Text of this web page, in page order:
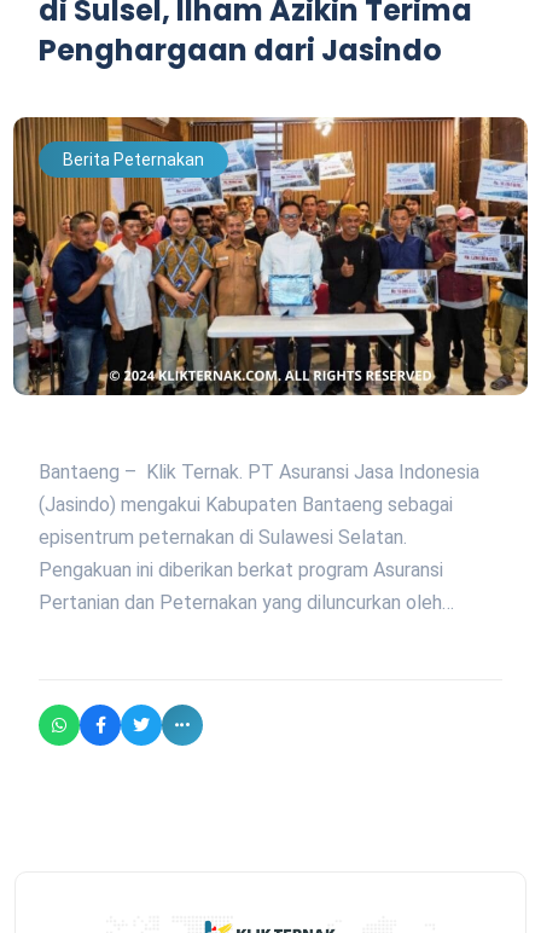
di Sulsel, Ilham Azikin Terima
Penghargaan dari Jasindo
Berita Peternakan
Bantaeng – Klik Ternak. PT Asuransi Jasa Indonesia
(Jasindo) mengakui Kabupaten Bantaeng sebagai
episentrum peternakan di Sulawesi Selatan.
Pengakuan ini diberikan berkat program Asuransi
Pertanian dan Peternakan yang diluncurkan oleh…